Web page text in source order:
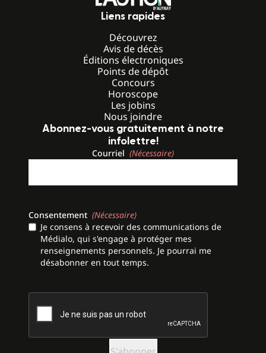
Liens rapides
Découvrez
Avis de décès
Éditions électroniques
Points de dépôt
Concours
Horoscope
Les jobins
Nous joindre
Abonnez-vous gratuitement à notre
infolettre!
Courriel (Nécessaire)
Consentement (Nécessaire)
Je consens à recevoir des communications de
Médialo, qui s'engage à protéger mes
renseignements personnels. Je pourrai me
désabonner en tout temps.
CAPTCHA